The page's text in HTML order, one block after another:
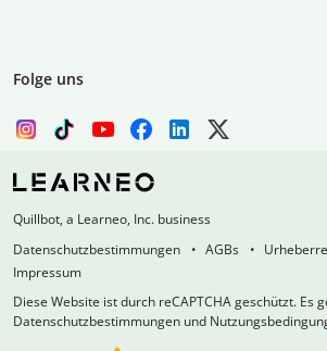
Folge uns
Quillbot, a Learneo, Inc. business
Datenschutzbestimmungen
AGBs
Impressum
Diese Website ist durch reCAPTCHA geschützt. Es
Datenschutzbestimmungen und